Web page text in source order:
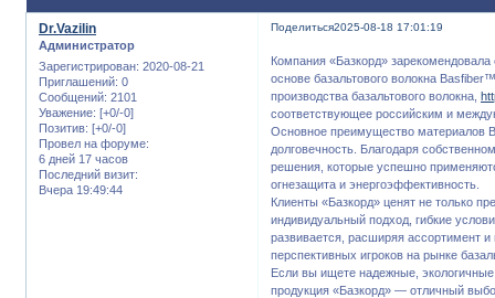
Поделиться2025-08-18 17:01:19
Dr.Vazilin
Администратор
Зарегистрирован: 2020-08-21
Приглашений: 0
Сообщений: 2101
Уважение: [+0/-0]
Позитив: [+0/-0]
Провел на форуме:
6 дней 17 часов
Последний визит:
Вчера 19:49:44
Компания «Базкорд»
основе базальтового волокна
производства базальтового волокна,
соответствующее российским и
Основное преимущество материалов
долговечность. Благодаря
решения, которые успешно
огнезащита и энергоэффективность.
Клиенты «Базкорд» ценят не только
индивидуальный подход, гибкие
развивается, расширяя ассортимент
перспективных игроков на рынке
Если вы ищете надежные,
продукция «Базкорд» — отличный